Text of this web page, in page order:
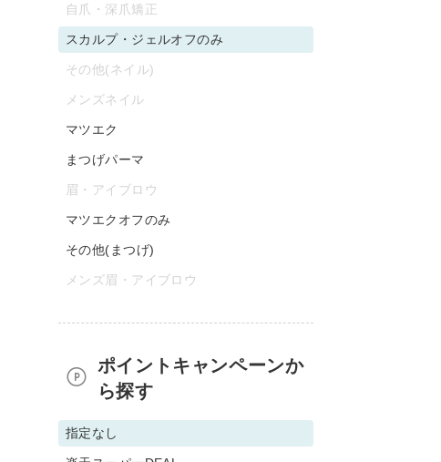
自爪・深爪矯正
スカルプ・ジェルオフのみ
その他(ネイル)
メンズネイル
マツエク
まつげパーマ
眉・アイブロウ
マツエクオフのみ
その他(まつげ)
メンズ眉・アイブロウ
ポイントキャンペーンか
ら探す
指定なし